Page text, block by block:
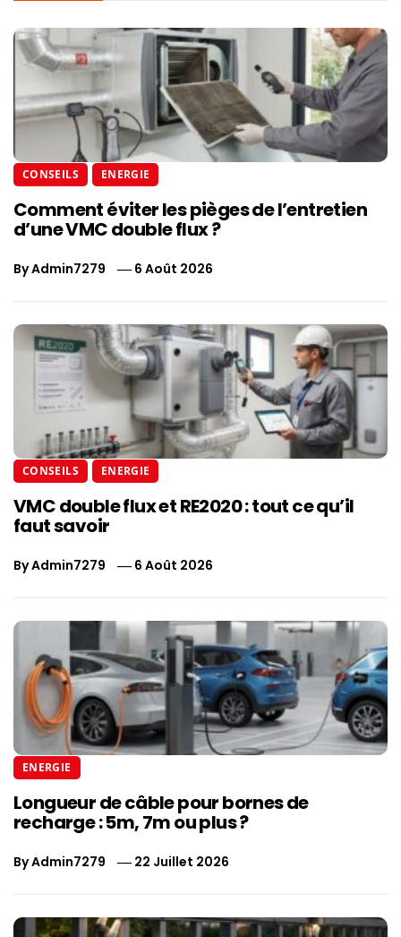
CONSEILS ENERGIE
Comment éviter les pièges de l’entretien
d’une VMC double flux ?
ByAdmin7279 6 Août 2026
CONSEILS ENERGIE
VMC double flux et RE2020 : tout ce qu’il
faut savoir
ByAdmin7279 6 Août 2026
ENERGIE
Longueur de câble pour bornes de
recharge : 5m, 7m ou plus ?
ByAdmin7279 22 Juillet 2026